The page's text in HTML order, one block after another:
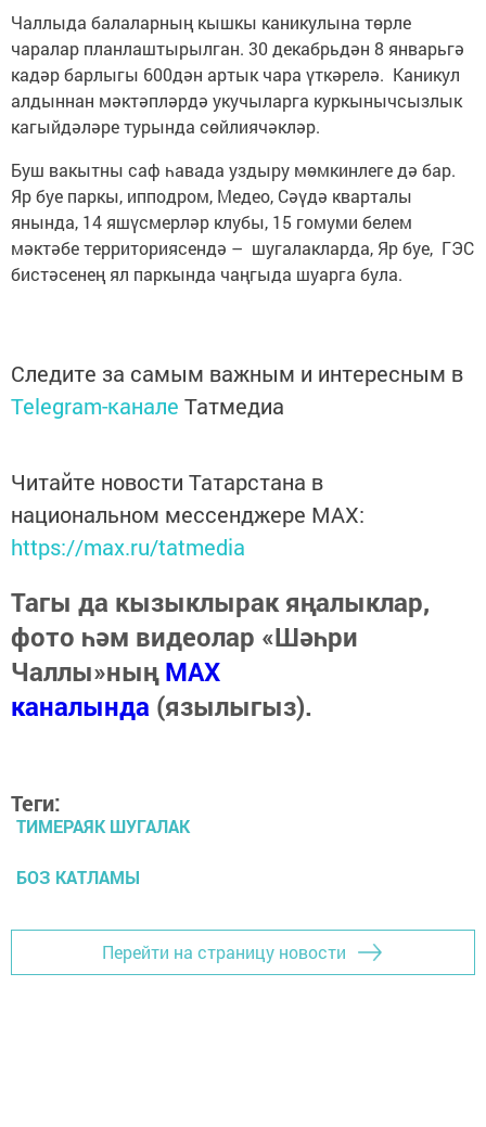
Чаллыда балаларның кышкы каникулына төрле
чаралар планлаштырылган. 30 декабрьдән 8 январьгә
кадәр барлыгы 600дән артык чара үткәрелә. Каникул
алдыннан мәктәпләрдә укучыларга куркынычсызлык
кагыйдәләре турында сөйлиячәкләр.
Буш вакытны саф һавада уздыру мөмкинлеге дә бар.
Яр буе паркы, ипподром, Медео, Сәүдә кварталы
янында, 14 яшүсмерләр клубы, 15 гомуми белем
мәктәбе территориясендә – шугалакларда, Яр буе, ГЭС
бистәсенең ял паркында чаңгыда шуарга була.
Следите за самым важным и интересным в
Telegram-канале Татмедиа
Читайте новости Татарстана в
национальном мессенджере MАХ:
https://max.ru/tatmedia
Тагы да кызыклырак яңалыклар,
фото һәм видеолар «Шәһри
Чаллы»ныңMAX
каналында (язылыгыз).
Теги:
ТИМЕРАЯК ШУГАЛАК
БОЗ КАТЛАМЫ
Перейти на страницу новости